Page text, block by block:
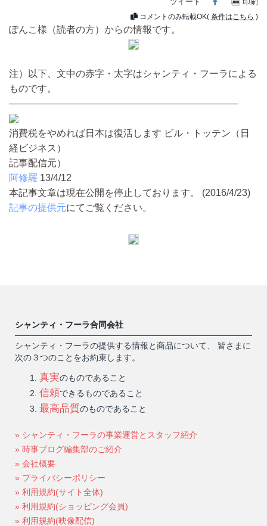
コメントのみ転載OK( 条件はこちら )
ぽんこ様（読者の方）からの情報です。
注）以下、文中の赤字・太字はシャンティ・フーラによる
ものです。
————————————————————————
消費税をやめれば日本は復活します ビル・トッテン（日
経ビジネス）
記事配信元）
阿修羅 13/4/12
本記事文章は現在公開を停止しております。 (2016/4/23)
記事の提供元にてご覧ください。
シャンティ・フーラ合同会社
シャンティ・フーラの提供する情報と商品について、 皆さまに
次の３つのことをお約束します。
真実のものであること
信頼できるものであること
最高品質のものであること
» シャンティ・フーラの事業運営とスタッフ紹介
» 時事ブログ編集部のご紹介
» 会社概要
» プライバシーポリシー
» 利用規約(サイト全体)
» 利用規約(ショッピング会員)
» 利用規約(映像配信)